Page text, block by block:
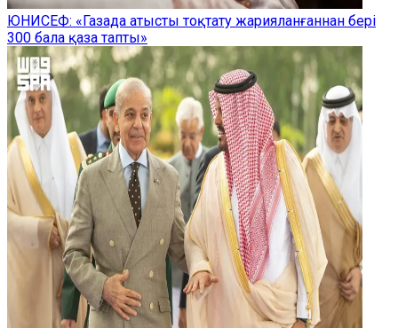
ЮНИСЕФ: «Газада атысты тоқтату жарияланғаннан бері
300 бала қаза тапты»